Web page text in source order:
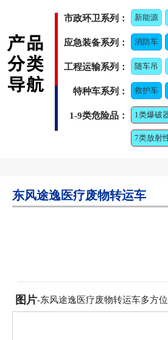
市政环卫系列： 新能源
应急装备系列： 消防车
工程运输系列： 随车吊
特种车系列： 救护车
1-9类危险品： 1类爆破
7类放射
东风途逸医疗废物转运车
图片-东风途逸医疗废物转运车多方